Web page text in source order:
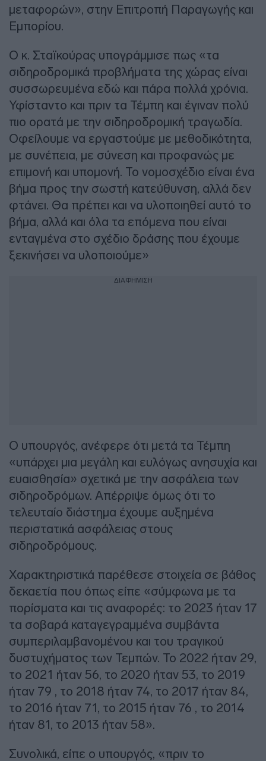
μεταφορών», στην Επιτροπή Παραγωγής και
Εμπορίου.
Ο κ. Σταϊκούρας υπογράμμισε πως «τα
σιδηροδρομικά προβλήματα της χώρας είναι
συσσωρευμένα εδώ και πάρα πολλά χρόνια.
Υφίσταντο και πριν τα Τέμπη και έγιναν πολύ
πιο ορατά με την σιδηροδρομική τραγωδία.
Οφείλουμε να εργαστούμε με μεθοδικότητα,
με συνέπεια, με σύνεση και προφανώς με
επιμονή και υπομονή. Το νομοσχέδιο είναι ένα
βήμα προς την σωστή κατεύθυνση, αλλά δεν
φτάνει. Θα πρέπει και να υλοποιηθεί αυτό το
βήμα, αλλά και όλα τα επόμενα που είναι
ενταγμένα στο σχέδιο δράσης που έχουμε
ξεκινήσει να υλοποιούμε»
ΔΙΑΦΗΜΙΣΗ
Ο υπουργός, ανέφερε ότι μετά τα Τέμπη
«υπάρχει μια μεγάλη και ευλόγως ανησυχία και
ευαισθησία» σχετικά με την ασφάλεια των
σιδηροδρόμων. Απέρριψε όμως ότι το
τελευταίο διάστημα έχουμε αυξημένα
περιστατικά ασφάλειας στους
σιδηροδρόμους.
Χαρακτηριστικά παρέθεσε στοιχεία σε βάθος
δεκαετία που όπως είπε «σύμφωνα με τα
πορίσματα και τις αναφορές: το 2023 ήταν 17
τα σοβαρά καταγεγραμμένα συμβάντα
συμπεριλαμβανομένου και του τραγικού
δυστυχήματος των Τεμπών. Το 2022 ήταν 29,
το 2021 ήταν 56, το 2020 ήταν 53, το 2019
ήταν 79 , το 2018 ήταν 74, το 2017 ήταν 84,
το 2016 ήταν 71, το 2015 ήταν 76 , το 2014
ήταν 81, το 2013 ήταν 58».
Συνολικά, είπε ο υπουργός, «πριν το